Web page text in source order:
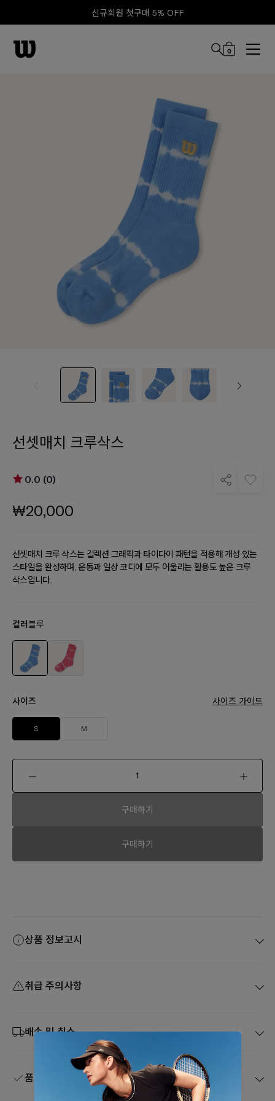
신규회원 첫구매 5% OFF
0
상품 정보고시
취급 주의사항
배송 및 취소
품질보증 및 A/S
선셋매치 크루삭스
0.0 (0)
₩20,000
선셋매치 크루 삭스는 컬렉션 그래픽과 타이다이 패턴을 적용해 개성 있는
스타일을 완성하며, 운동과 일상 코디에 모두 어울리는 활용도 높은 크루
삭스입니다.
컬러블루
사이즈 사이즈 가이드
S M
구매하기
구매하기